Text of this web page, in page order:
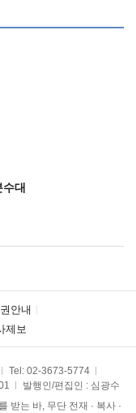
대
안내
제보
Tel: 02-3673-5774
발행인/편집인 : 심광수
받는 바, 무단 전재 · 복사 ·